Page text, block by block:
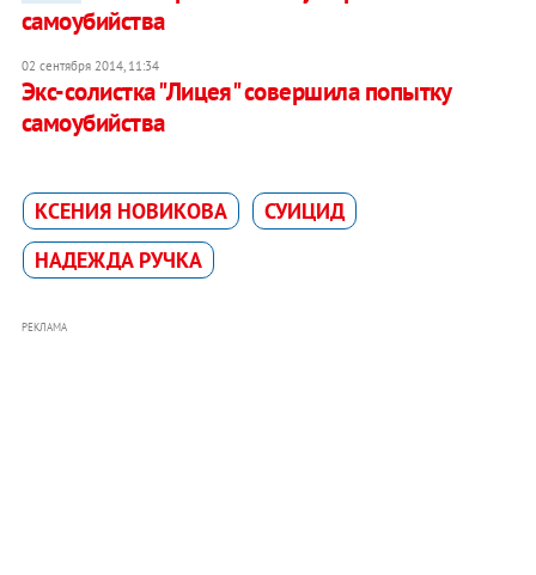
самоубийства
02 сентября 2014, 11:34
Экс-солистка "Лицея" совершила попытку
самоубийства
КСЕНИЯ НОВИКОВА
СУИЦИД
НАДЕЖДА РУЧКА
РЕКЛАМА